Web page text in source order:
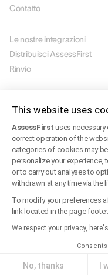
This website uses
AssessFirstuses
correct operation of the
categories of cookies may
personalize your
or to carry out analyses to
withdrawn at any time via the
To modify your preferences
link located in the page footer.
We respect your privacy,
No, thanks I
Contatto
Le nostre integrazioni
Distribuisci AssessFirst
Rinvio
Manage Cookies
Termini di utilizzo
Termini di servizio
Informativa sulla privacy
Domande frequenti legali
Trust Center
© 2026 AssessFirst. Tutti i
IT